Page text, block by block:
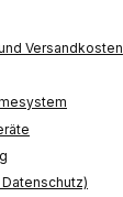
Versandkosten